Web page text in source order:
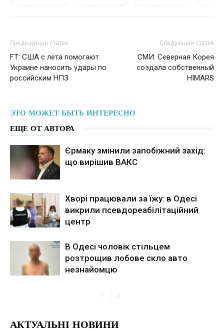
Предыдущая статья
FT: США с лета помогают
Украине наносить удары по
российским НПЗ
Следующая статья
СМИ: Северная Корея
создала собственный
HIMARS
ЭТО МОЖЕТ БЫТЬ ИНТЕРЕСНО
ЕЩЕ ОТ АВТОРА
Єрмаку змінили запобіжний захід:
що вирішив ВАКС
Хворі працювали за їжу: в Одесі
викрили псевдореабілітаційний
центр
В Одесі чоловік стільцем
розтрощив лобове скло авто
незнайомцю
АКТУАЛЬНІ НОВИНИ